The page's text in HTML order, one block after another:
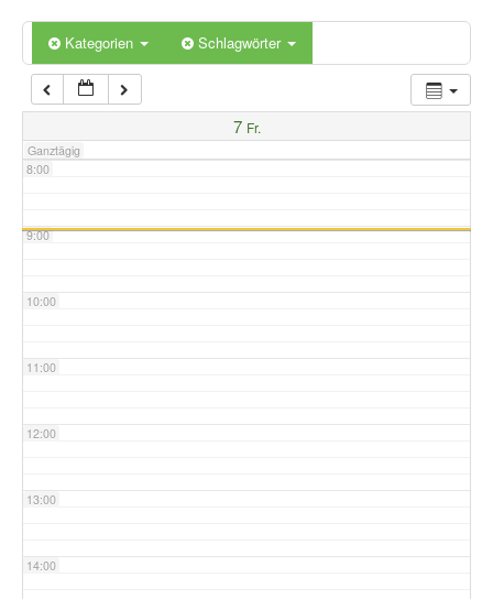
Kategorien Schlagwörter
7 Fr.
Ganztägig
7:00
8:00
9:00
10:00
11:00
12:00
13:00
14:00